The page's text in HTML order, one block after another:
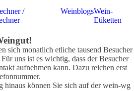
/
WeinblogsWein-
Etiketten
sich monatlich etliche tausend Besucher
uns ist es wichtig, dass der Besucher
aufnehmen kann. Dazu reichen erst
hinaus können Sie sich auf der wein-wg